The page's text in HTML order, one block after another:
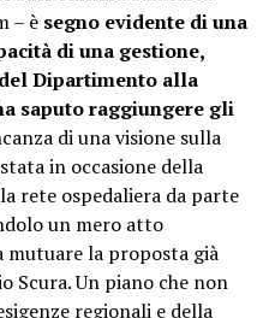
– è segno evidente di una
di una gestione,
Dipartimento alla
saputo raggiungere gli
di una visione sulla
in occasione della
rete ospedaliera da parte
un mero atto
mutuare la proposta già
Scura. Un piano che non
regionali e della